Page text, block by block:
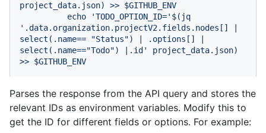
project_data.json)
>> $GITHUB_ENV
echo
'TODO_OPTION_ID=' $(jq
'.data.organization.projectV2.fields.nodes[] |
select(.name== "Status") | .options[] |
select(.name=="Todo") |.id'
project_data.json)
>> $GITHUB_ENV
Parses the response from the API query and stores the
relevant IDs as environment variables. Modify this to
get the ID for different fields or options. For example: